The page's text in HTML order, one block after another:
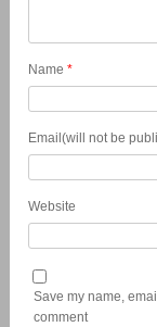
Name*
Email(will not be
Website
Save my name,
comment